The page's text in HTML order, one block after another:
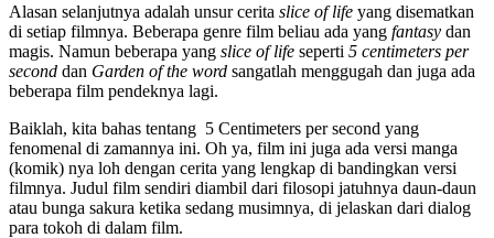
Alasan selanjutnya adalah unsur cerita slice of life yang disematkan
di setiap filmnya. Beberapa genre film beliau ada yang fantasy dan
magis. Namun beberapa yang slice of life seperti 5 centimeters per
second dan Garden of the word sangatlah menggugah dan juga ada
beberapa film pendeknya lagi.
Baiklah, kita bahas tentang 5 Centimeters per second yang
fenomenal di zamannya ini. Oh ya, film ini juga ada versi manga
(komik) nya loh dengan cerita yang lengkap di bandingkan versi
filmnya. Judul film sendiri diambil dari filosopi jatuhnya daun-daun
atau bunga sakura ketika sedang musimnya, di jelaskan dari dialog
para tokoh di dalam film.